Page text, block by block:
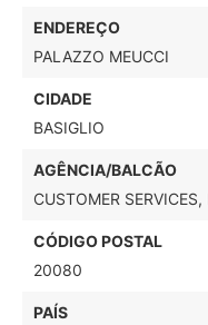
ENDEREÇO
PALAZZO MEUCCI
CIDADE
BASIGLIO
AGÊNCIA/BALCÃO
CUSTOMER
CÓDIGO POSTAL
20080
PAÍS